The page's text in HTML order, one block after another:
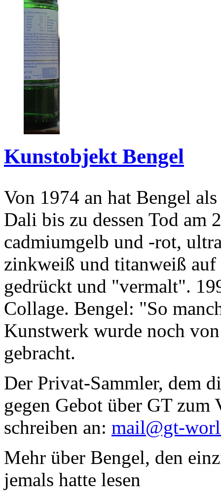
Kunstobjekt Bengel
Von 1974 an hat Bengel
Dali bis zu dessen Tod am
cadmiumgelb und -rot,
zinkweiß und titanweiß
gedrückt und "vermalt".
Collage. Bengel: "So
Kunstwerk wurde noch
gebracht.
Der Privat-Sammler, dem
gegen Gebot über GT zum
schreiben an: mail@gt-
Mehr über Bengel, den
jemals hatte lesen